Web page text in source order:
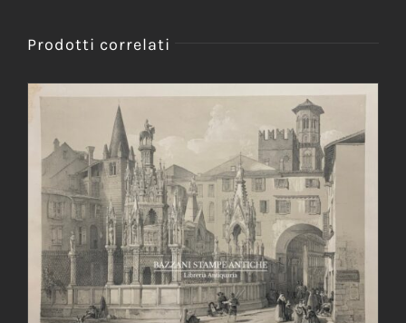
Prodotti correlati
AGGIUNGI AL CARRELLO / DETTAGLI